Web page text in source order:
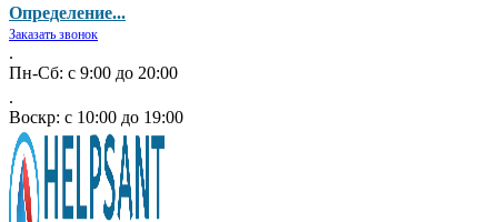
Определение...
Заказать звонок
.
Пн-Сб: с 9:00 до 20:00
.
Воскр: с 10:00 до 19:00